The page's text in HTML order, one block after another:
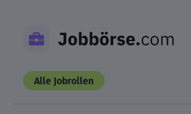
content
Alle Jobrollen